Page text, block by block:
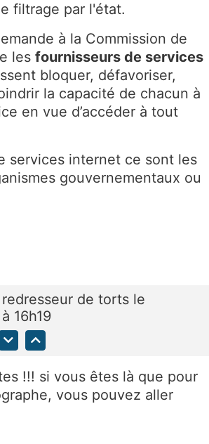
filtrage par l'état.
à la Commission de
les fournisseurs de services
bloquer, défavoriser,
la capacité de chacun à
en vue d’accéder à tout
services internet ce sont les
gouvernementaux ou
redresseur de torts le
16h19
!!! si vous êtes là que pour
vous pouvez aller